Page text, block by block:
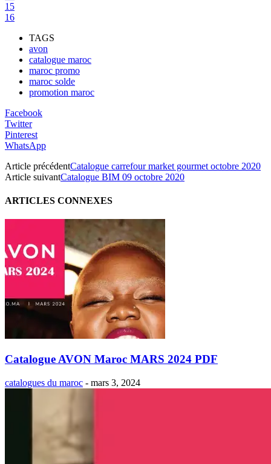
15
16
TAGS
avon
catalogue maroc
maroc promo
maroc solde
promotion maroc
Facebook
Twitter
Pinterest
WhatsApp
Article précédentCatalogue carrefour market gourmet octobre 2020
Article suivantCatalogue BIM 09 octobre 2020
ARTICLES CONNEXES
Catalogue AVON Maroc MARS 2024 PDF
catalogues du maroc - mars 3, 2024